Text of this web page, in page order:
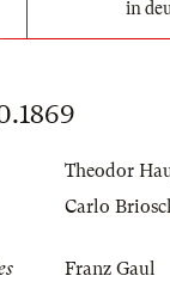
in
Theodor
Carlo
Franz Gaul